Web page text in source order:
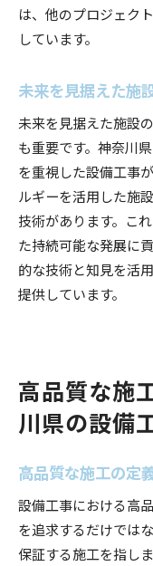
は、他のプロジェク
しています。
未来を見据えた施
未来を見据えた施設
も重要です。神奈川
を重視した設備工事
ルギーを活用した施
技術があります。こ
た持続可能な発展に
的な技術と知見を活
提供しています。
高品質な施
川県の設備
高品質な施工の定
設備工事における高
を追求するだけでは
保証する施工を指し